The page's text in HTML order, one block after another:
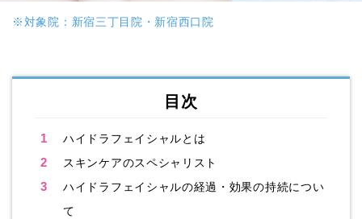
※対象院：新宿三丁目院・新宿西口院
目次
1 ハイドラフェイシャルとは
2 スキンケアのスペシャリスト
3
ハイドラフェイシャルの経過・効果の持続につい
て